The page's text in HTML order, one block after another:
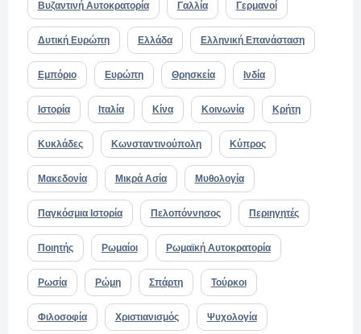
Βυζαντινή Αυτοκρατορία Γαλλία Γερμανοί
Δυτική Ευρώπη Ελλάδα Ελληνική Επανάσταση
Εμπόριο Ευρώπη Θρησκεία Ινδία
Ιστορία Ιταλία Κίνα Κοινωνία Κρήτη
Κυκλάδες Κωνσταντινούπολη Κύπρος
Μακεδονία Μικρά Ασία Μυθολογία
Παγκόσμια Ιστορία Πελοπόννησος Περιηγητές
Ποιητής Ρωμαίοι Ρωμαϊκή Αυτοκρατορία
Ρωσία Ρώμη Σπάρτη Τούρκοι
Φιλοσοφία Χριστιανισμός Ψυχολογία